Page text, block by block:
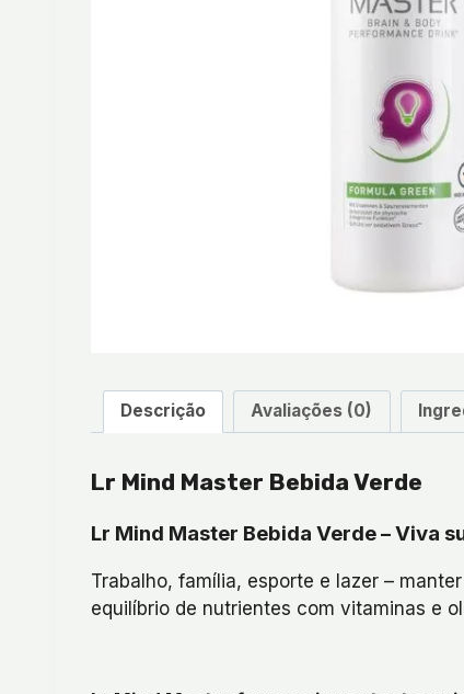
Descrição Avaliações (0)
Lr Mind Master Bebida Verde
Lr Mind Master Bebida Verde – Viva
Trabalho, família, esporte e lazer –
equilíbrio de nutrientes com vitaminas e